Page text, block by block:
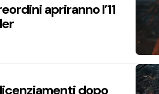
apriranno l’11
dopo